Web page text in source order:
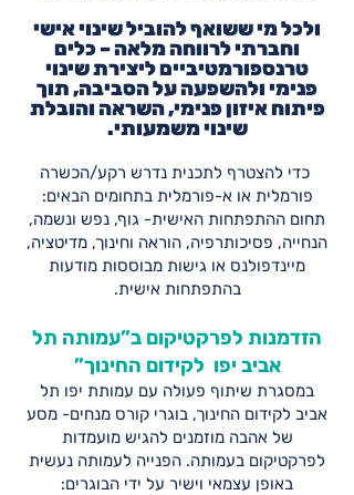
ולכל מי ששואף להוביל שינוי אישי
וחברתי לרווחה מלאה – כלים
טרנספורמטיביים ליצירת שינוי
פנימי ולהשפעה על הסביבה, תוך
פיתוח איזון פנימי, השראה והובלת
שינוי משמעותי.
כדי להצטרף לתכנית נדרש רקע/הכשרה
פורמלית או א-פורמלית בתחומים הבאים:
תחום ההתפתחות האישית- גוף, נפש ונשמה,
הנחייה, פסיכותרפיה, הוראה וחינוך, מדיטציה,
מיינדפולנס או גישות מבוססות מודעות
בהתפתחות אישית.
הזדמנות לפרקטיקום ב”עמותה תל
אביב יפו לקידום החינוך”
במסגרת שיתוף פעולה עם עמותת יפו תל
אביב לקידום החינוך, בוגרי קורס מנחים- מסע
של אהבה מוזמנים להגיש מועמדות
לפרקטיקום בעמותה. הפנייה לעמותה נעשית
באופן עצמאי וישיר על ידי הבוגרים: